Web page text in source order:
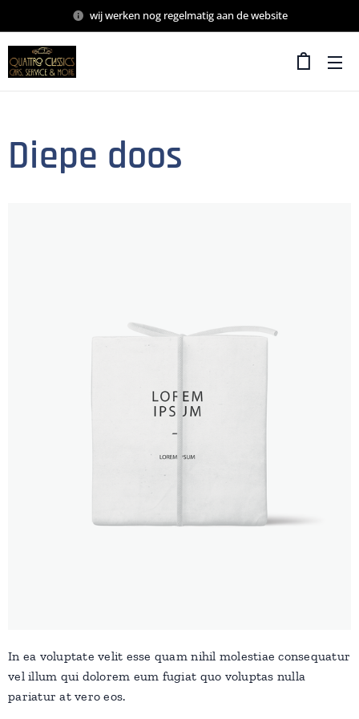
wij werken nog regelmatig aan de website
Diepe doos
In ea voluptate velit esse quam nihil molestiae consequatur
vel illum qui dolorem eum fugiat quo voluptas nulla
pariatur at vero eos.